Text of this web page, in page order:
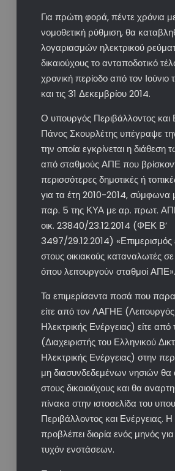
Για πρώτη φορά, πέντε χρόνια
νομοθετική ρύθμιση, θα
λογαριασμών ηλεκτρικού
δικαιούχους το ανταποδοτικό
χρονική περίοδο από τον Ιούνιο
και τις 31 Δεκεμβρίου 2014.
Ο υπουργός Περιβάλλοντος και
Πάνος Σκουρλέτης υπέγραψε
την οποία εγκρίνεται η
από σταθμούς ΑΠΕ που
περισσότερες δημοτικές ή
για τα έτη 2010-2014, σύμφωνα
παρ. 5 της ΚΥΑ με αρ. πρωτ.
οικ. 23840/23.12.2014 (ΦΕΚ Β’
3497/29.12.2014) «Επιμερισμός
στους οικιακούς καταναλωτές
όπου λειτουργούν σταθμοί ΑΠΕ».
Τα επιμερίσαντα ποσά που
είτε από τον ΛΑΓΗΕ
Ηλεκτρικής Ενέργειας) είτε
(Διαχειριστής του Ελληνικού
Ηλεκτρικής Ενέργειας) στην
μη διασυνδεδεμένων νησιών
στους δικαιούχους και θα
πίνακα στην ιστοσελίδα του
Περιβάλλοντος και Ενέργειας.
προβλέπει διορία ενός μηνός
τυχόν ενστάσεων.